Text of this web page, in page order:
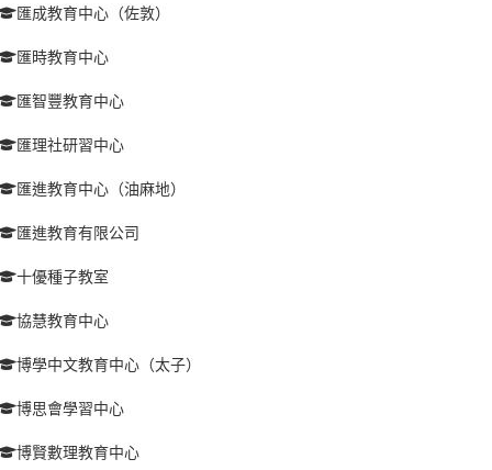
匯成教育中心（佐敦）
匯時教育中心
匯智豐教育中心
匯理社研習中心
匯進教育中心（油麻地）
匯進教育有限公司
十優種子教室
協慧教育中心
博學中文教育中心（太子）
博思會學習中心
博賢數理教育中心